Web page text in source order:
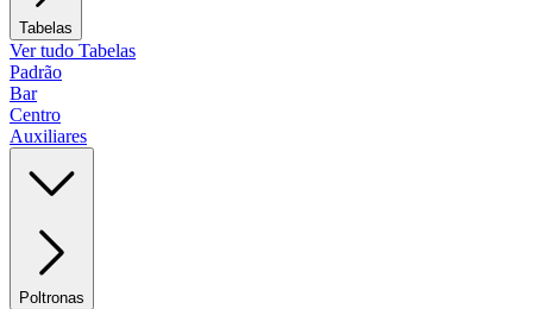
Tabelas
Ver tudo Tabelas
Padrão
Bar
Centro
Auxiliares
Poltronas